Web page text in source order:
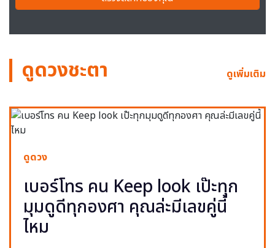
ดูดวงชะตา ดูเพิ่มเติม
ดูดวง
เบอร์โทร คน Keep look เป๊ะทุก
มุมดูดีทุกองศา คุณล่ะมีเลขคู่นี้
ไหม